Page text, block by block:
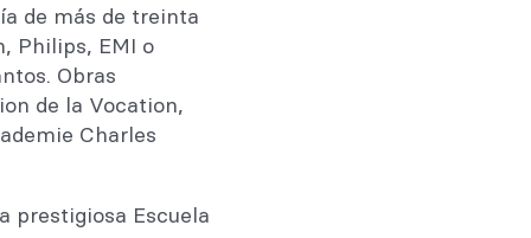
de más de treinta
Philips, EMI o
Obras
de la Vocation,
Charles
prestigiosa Escuela